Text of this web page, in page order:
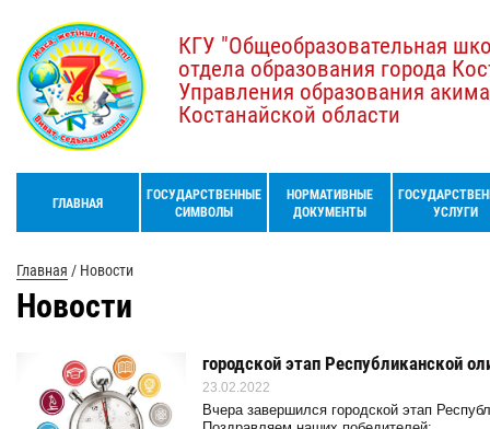
КГУ "Общеобразовательная
отдела образования города
Управления образования
Костанайской области
ГЛАВНАЯ
ГОСУДАРСТВЕННЫЕ
СИМВОЛЫ
НОРМАТИВНЫЕ
ДОКУМЕНТЫ
УСЛУГИ
Главная / Новости
Новости
городской этап Республиканской
23.02.2022
Вчера завершился городской этап